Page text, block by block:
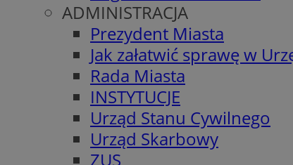
ADMINISTRACJA
Prezydent Miasta
Jak załatwić sprawę w
Rada Miasta
INSTYTUCJE
Urząd Stanu Cywilnego
Urząd Skarbowy
ZUS